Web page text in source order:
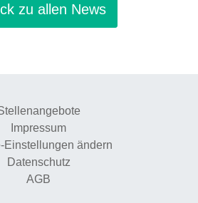
zu allen News
Impressum
Einstellungen ändern
Datenschutz
AGB